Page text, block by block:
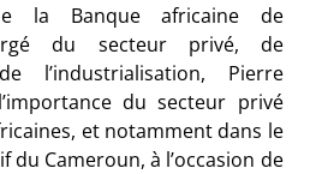
la Banque africaine de
du secteur privé, de
l’industrialisation, Pierre
du secteur privé
et notamment dans le
du Cameroun, à l’occasion de